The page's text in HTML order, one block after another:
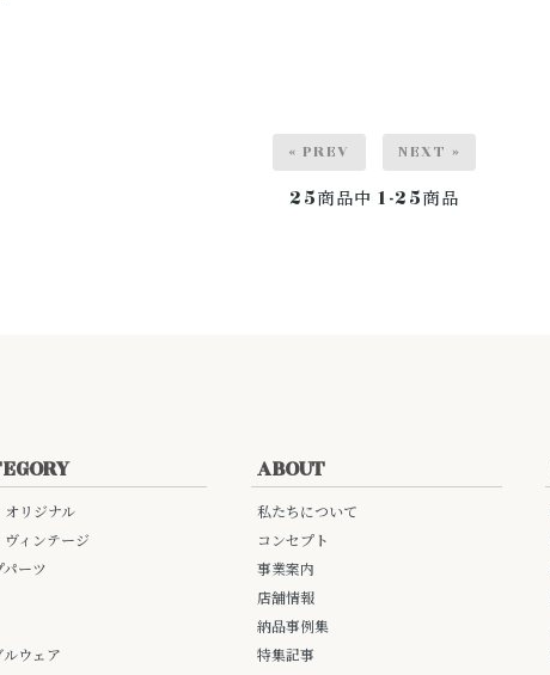
« PREV NEXT »
25商品中 1-25商品
オリジナル
ヴィンテージ
パーツ
ルウェア
ABOUT
私たちについて
コンセプト
事業案内
店舗情報
納品事例集
特集記事